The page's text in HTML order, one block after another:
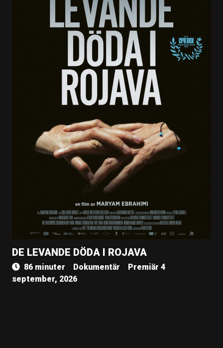
DE LEVANDE DÖDA I ROJAVA
86 minuter Dokumentär
Premiär 4
september, 2026